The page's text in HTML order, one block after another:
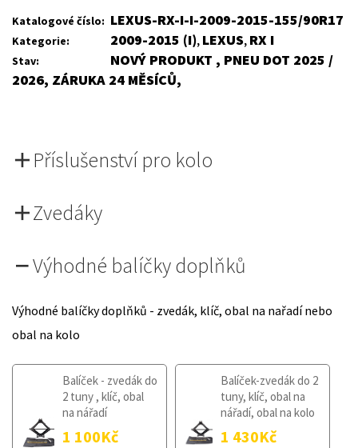
4
806Kč.
3
596Kč.
Katalogové číslo: LEXUS-RX-I-I-2009-2015-155/90R17
Kategorie: 2009-2015 (I), LEXUS, RX I
Stav:
NOVÝ PRODUKT , PNEU DOT 2025 /
2026, ZÁRUKA 24 MĚSÍCŮ,
Příslušenství pro kolo
Zvedáky
Výhodné balíčky doplňků
Výhodné balíčky doplňků - zvedák, klíč, obal na nařadí nebo
obal na kolo
Balíček - zvedák do
2 tuny , klíč, obal
na nářadí
1 100Kč
Balíček-zvedák do 2
tuny, klíč, obal na
nářadí, obal na kolo
1 430Kč